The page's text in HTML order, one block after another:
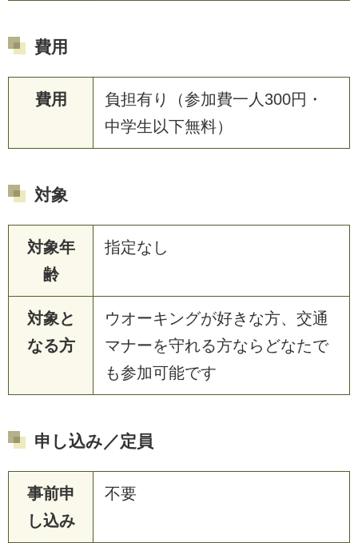
費用
費用
負担有り（参加費一人300円・
中学生以下無料）
対象
対象年
齢
指定なし
対象と
なる方
ウオーキングが好きな方、交通
マナーを守れる方ならどなたで
も参加可能です
申し込み／定員
事前申
し込み
不要